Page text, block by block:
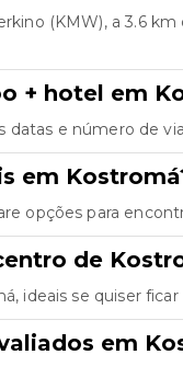
(KMW), a 3.6
+ hotel em
datas e número de
em
opções para
de
ideais se quiser
em